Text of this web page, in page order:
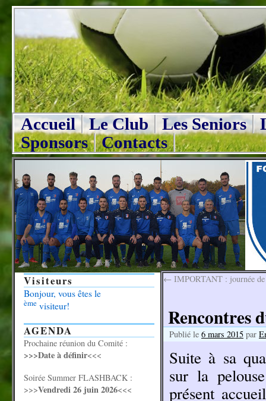
Accueil Le Club Les Seniors
Sponsors
Contacts
← IMPORTANT : journée
Rencontres
Publié le 6 mars 2015 par
Suite à sa
sur la
présent
Visiteurs
Bonjour, vous êtes le
ème visiteur!
AGENDA
Prochaine réunion du Comité :
>>>Date à définir<<<
Soirée Summer FLASHBACK :
>>>Vendredi 26 juin 2026<<<